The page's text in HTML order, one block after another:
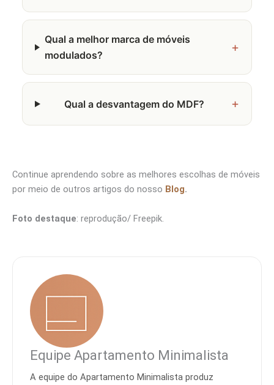
Qual a melhor marca de móveis
modulados?
+
Qual a desvantagem do MDF? +
Continue aprendendo sobre as melhores escolhas de móveis
por meio de outros artigos do nosso Blog.
Foto destaque: reprodução/ Freepik.
Equipe Apartamento Minimalista
A equipe do Apartamento Minimalista produz